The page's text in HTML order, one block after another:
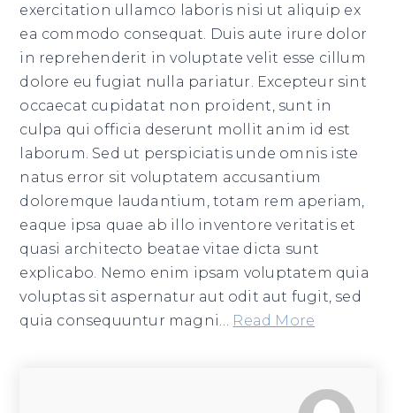
exercitation ullamco laboris nisi ut aliquip ex
ea commodo consequat. Duis aute irure dolor
in reprehenderit in voluptate velit esse cillum
dolore eu fugiat nulla pariatur. Excepteur sint
occaecat cupidatat non proident, sunt in
culpa qui officia deserunt mollit anim id est
laborum. Sed ut perspiciatis unde omnis iste
natus error sit voluptatem accusantium
doloremque laudantium, totam rem aperiam,
eaque ipsa quae ab illo inventore veritatis et
quasi architecto beatae vitae dicta sunt
explicabo. Nemo enim ipsam voluptatem quia
voluptas sit aspernatur aut odit aut fugit, sed
quia consequuntur magni
Read More